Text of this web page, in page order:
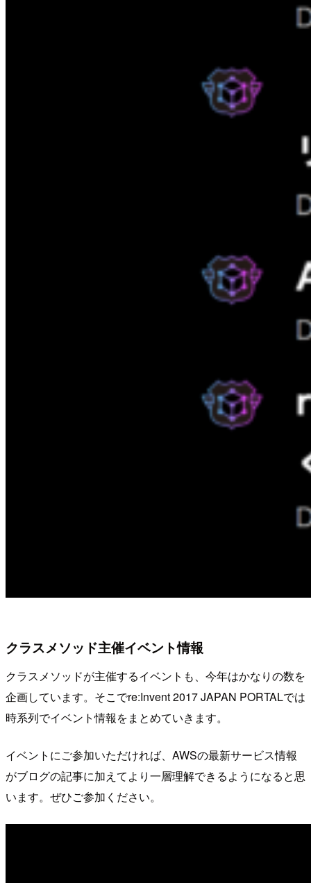
クラスメソッド主催イベント情報
クラスメソッドが主催するイベントも、今年はかなりの数を
企画しています。そこでre:Invent 2017 JAPAN PORTALでは
時系列でイベント情報をまとめていきます。
イベントにご参加いただければ、AWSの最新サービス情報
がブログの記事に加えてより一層理解できるようになると思
います。ぜひご参加ください。